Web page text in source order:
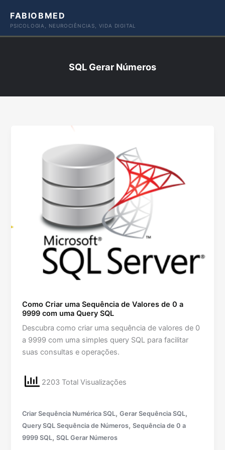
paraFABIOBMED
PSICOLOGIA, NEUROCIÊNCIAS, VIDA DIGITAL
SQL Gerar Números
Como Criar uma Sequência de Valores de 0 a
9999 com uma Query SQL
Descubra como criar uma sequência de valores de 0
a 9999 com uma simples query SQL para facilitar
suas consultas e operações.
2203 Total Visualizações
Criar Sequência Numérica SQL,Gerar Sequência SQL,
Query SQL Sequência de Números,Sequência de 0 a
9999 SQL,SQL Gerar Números